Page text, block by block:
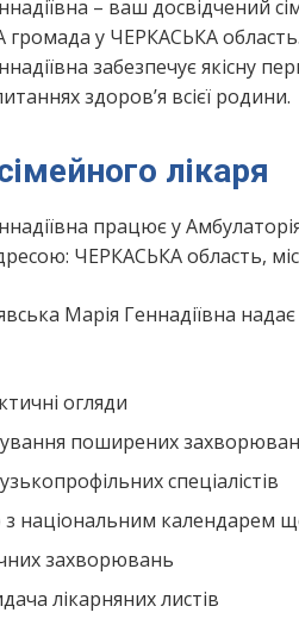
– ваш досвідчений
у ЧЕРКАСЬКА
забезпечує якісну
здоров’я всієї родини.
лікаря
працює у
ЧЕРКАСЬКА область,
Марія Геннадіївна
огляди
поширених
спеціалістів
з національним календарем
захворювань
лікарняних листів